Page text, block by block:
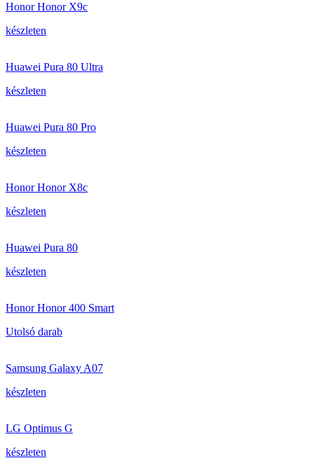
Honor Honor X9c
készleten
Huawei Pura 80 Ultra
készleten
Huawei Pura 80 Pro
készleten
Honor Honor X8c
készleten
Huawei Pura 80
készleten
Honor Honor 400 Smart
Utolsó darab
Samsung Galaxy A07
készleten
LG Optimus G
készleten